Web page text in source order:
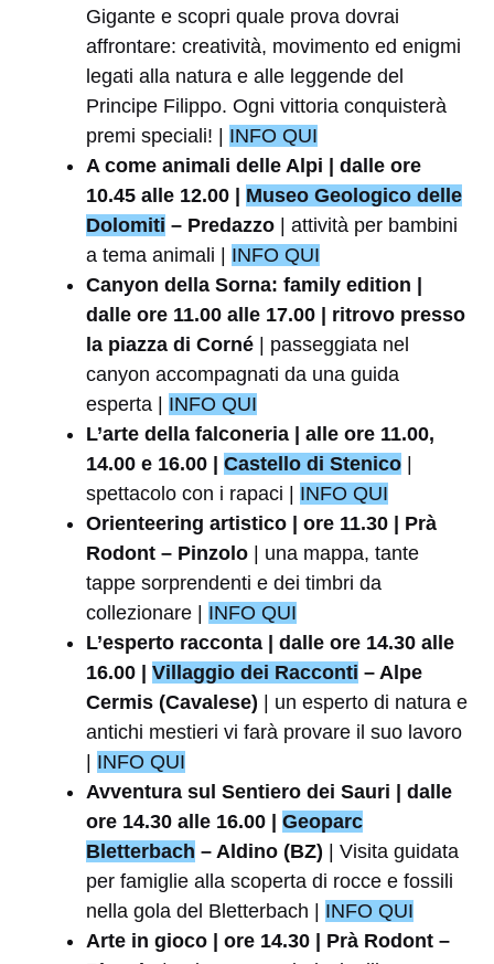
Gigante e scopri quale prova dovrai
affrontare: creatività, movimento ed enigmi
legati alla natura e alle leggende del
Principe Filippo. Ogni vittoria conquisterà
premi speciali! | INFO QUI
A come animali delle Alpi | dalle ore
10.45 alle 12.00 | Museo Geologico delle
Dolomiti – Predazzo
| attività per bambini
a tema animali | INFO QUI
Canyon della Sorna: family edition |
dalle ore 11.00 alle 17.00 | ritrovo presso
la piazza di Corné | passeggiata nel
canyon accompagnati da una guida
esperta | INFO QUI
L’arte della falconeria | alle ore 11.00,
14.00 e 16.00 | Castello di Stenico
spettacolo con i rapaci | INFO QUI
Orienteering artistico | ore 11.30 | Prà
Rodont – Pinzolo | una mappa, tante
tappe sorprendenti e dei timbri da
collezionare | INFO QUI
L’esperto racconta | dalle ore 14.30 alle
16.00 | Villaggio dei Racconti – Alpe
Cermis (Cavalese) | un esperto di natura e
antichi mestieri vi farà provare il suo lavoro
INFO QUI
Avventura sul Sentiero dei Sauri | dalle
ore 14.30 alle 16.00 | Geoparc
Bletterbach – Aldino (BZ)
| Visita guidata
per famiglie alla scoperta di rocce e fossili
nella gola del Bletterbach | INFO QUI
Arte in gioco | ore 14.30 | Prà Rodont –